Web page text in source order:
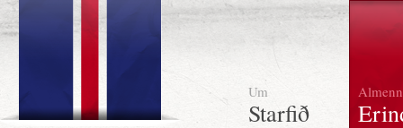
Um
Starfið
Almenn